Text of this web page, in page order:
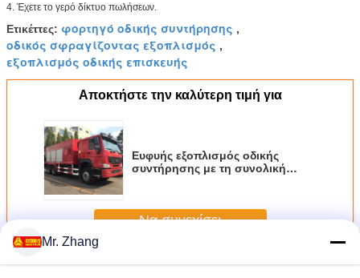
4. Έχετε το γερό δίκτυο πωλήσεων.
Ετικέττες: φορτηγό οδικής συντήρησης ,
οδικός σφραγίζοντας εξοπλισμός ,
εξοπλισμός οδικής επισκευής
Αποκτήστε την καλύτερη τιμή για
Ευφυής εξοπλισμός οδικής
συντήρησης με τη συνολική
Να συνεχίσει
ΠερισσότεροιΕξοπλισμός για τη συντήρηση των οδών
Mr. Zhang